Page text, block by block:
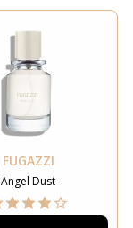
FUGAZZI
Angel Dust